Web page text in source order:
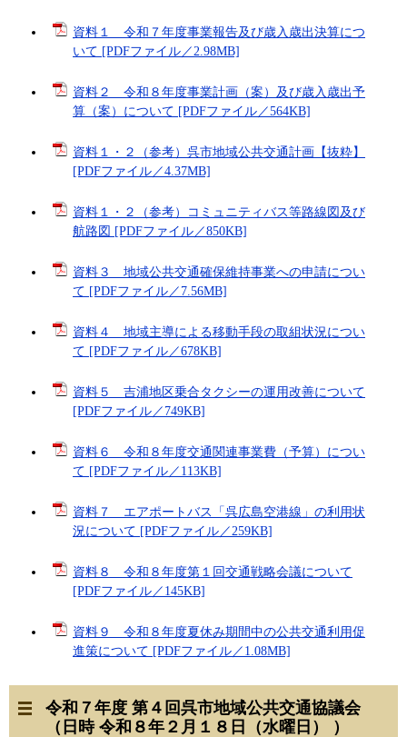
資料１ 令和７年度事業報告及び歳入歳出決算につ
いて [PDFファイル／2.98MB]
資料２ 令和８年度事業計画（案）及び歳入歳出予
算（案）について [PDFファイル／564KB]
資料１・２（参考）呉市地域公共交通計画【抜粋】
[PDFファイル／4.37MB]
資料１・２（参考）コミュニティバス等路線図及び
航路図 [PDFファイル／850KB]
資料３ 地域公共交通確保維持事業への申請につい
て [PDFファイル／7.56MB]
資料４ 地域主導による移動手段の取組状況につい
て [PDFファイル／678KB]
資料５ 吉浦地区乗合タクシーの運用改善について
[PDFファイル／749KB]
資料６ 令和８年度交通関連事業費（予算）につい
て [PDFファイル／113KB]
資料７ エアポートバス「呉広島空港線」の利用状
況について [PDFファイル／259KB]
資料８ 令和８年度第１回交通戦略会議について
[PDFファイル／145KB]
資料９ 令和８年度夏休み期間中の公共交通利用促
進策について [PDFファイル／1.08MB]
令和７年度 第４回呉市地域公共交通協議会
（日時 令和８年２月１８日（水曜日） ）